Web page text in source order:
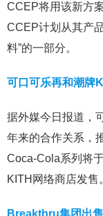
CCEP将用该新方
CCEP计划从其产
料”的一部分。
可口可乐再和潮牌
据外媒今日报道，
年来的合作关系，
Coca-Cola系列将
KITH网络商店发售
Breakthru集团出